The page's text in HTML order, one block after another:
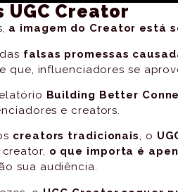
UGC Creator
a imagem do Creator está
falsas promessas
que, influenciadores se
Building Better
e creators.
creators tradicionais, o
o que importa é
sua audiência.